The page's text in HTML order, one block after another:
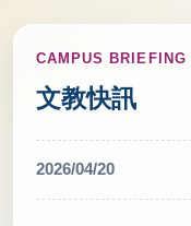
CAMPUS BRIEFING
文教快訊
2026/04/20